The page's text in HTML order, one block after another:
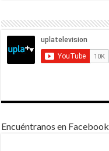
Encuéntranos en Facebook